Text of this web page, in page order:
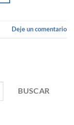
Deje un comentario
BUSCAR